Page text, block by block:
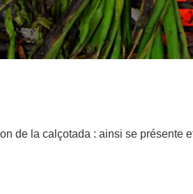
de la calçotada : ainsi se présente